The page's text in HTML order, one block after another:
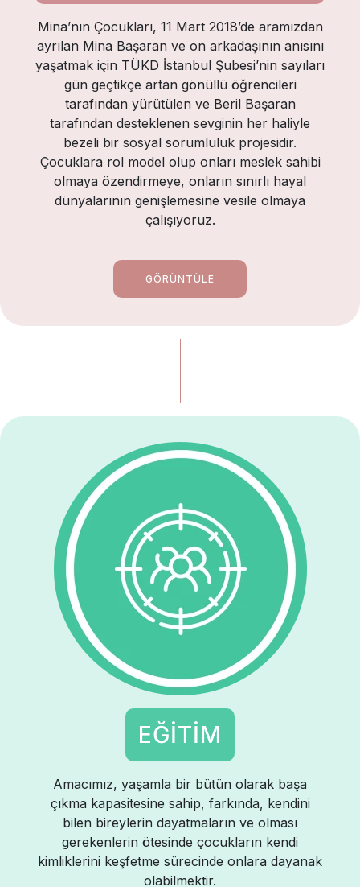
Mina’nın Çocukları, 11 Mart 2018’de aramızdan
ayrılan Mina Başaran ve on arkadaşının anısını
yaşatmak için TÜKD İstanbul Şubesi’nin sayıları
gün geçtikçe artan gönüllü öğrencileri
tarafından yürütülen ve Beril Başaran
tarafından desteklenen sevginin her haliyle
bezeli bir sosyal sorumluluk projesidir.
Çocuklara rol model olup onları meslek sahibi
olmaya özendirmeye, onların sınırlı hayal
dünyalarının genişlemesine vesile olmaya
çalışıyoruz.
GÖRÜNTÜLE
EĞİTİM
Amacımız, yaşamla bir bütün olarak başa
çıkma kapasitesine sahip, farkında, kendini
bilen bireylerin dayatmaların ve olması
gerekenlerin ötesinde çocukların kendi
kimliklerini keşfetme sürecinde onlara dayanak
olabilmektir.